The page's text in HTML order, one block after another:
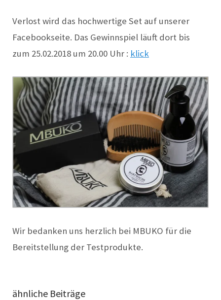
Verlost wird das hochwertige Set auf unserer
Facebookseite. Das Gewinnspiel läuft dort bis
zum 25.02.2018 um 20.00 Uhr : klick
Wir bedanken uns herzlich bei MBUKO für die
Bereitstellung der Testprodukte.
ähnliche Beiträge